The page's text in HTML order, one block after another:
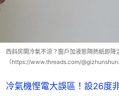
西斜房開冷氣不涼？窗戶加液態隔熱紙即降
（https://www.threads.com/
冷氣機慳電大誤區！設26